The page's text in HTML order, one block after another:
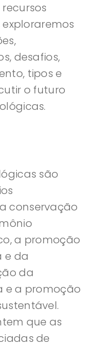
desafios,
tipos e
o futuro
são
conservação
a promoção
e da
da
e a promoção
que as
de